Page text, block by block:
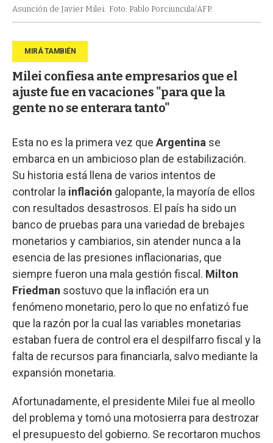
Asunción de Javier Milei. Foto: Pablo Porciuncula/AFP.
Milei confiesa ante empresarios que el
ajuste fue en vacaciones "para que la
gente no se enterara tanto"
Esta no es la primera vez que Argentina se
embarca en un ambicioso plan de estabilización.
Su historia está llena de varios intentos de
controlar la inflación galopante, la mayoría de ellos
con resultados desastrosos. El país ha sido un
banco de pruebas para una variedad de brebajes
monetarios y cambiarios, sin atender nunca a la
esencia de las presiones inflacionarias, que
siempre fueron una mala gestión fiscal. Milton
Friedman sostuvo que la inflación era un
fenómeno monetario, pero lo que no enfatizó fue
que la razón por la cual las variables monetarias
estaban fuera de control era el despilfarro fiscal y la
falta de recursos para financiarla, salvo mediante la
expansión monetaria.
Afortunadamente, el presidente Milei fue al meollo
del problema y tomó una motosierra para destrozar
el presupuesto del gobierno. Se recortaron muchos